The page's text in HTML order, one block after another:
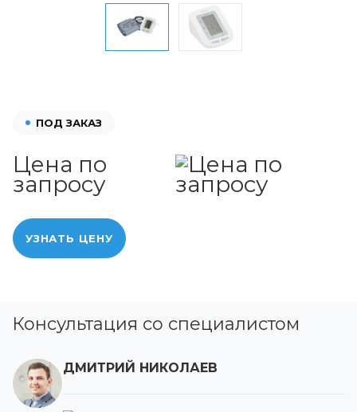
ПОД ЗАКАЗ
Цена по
запросу
УЗНАТЬ ЦЕНУ
Консультация со специалистом
ДМИТРИЙ НИКОЛАЕВ